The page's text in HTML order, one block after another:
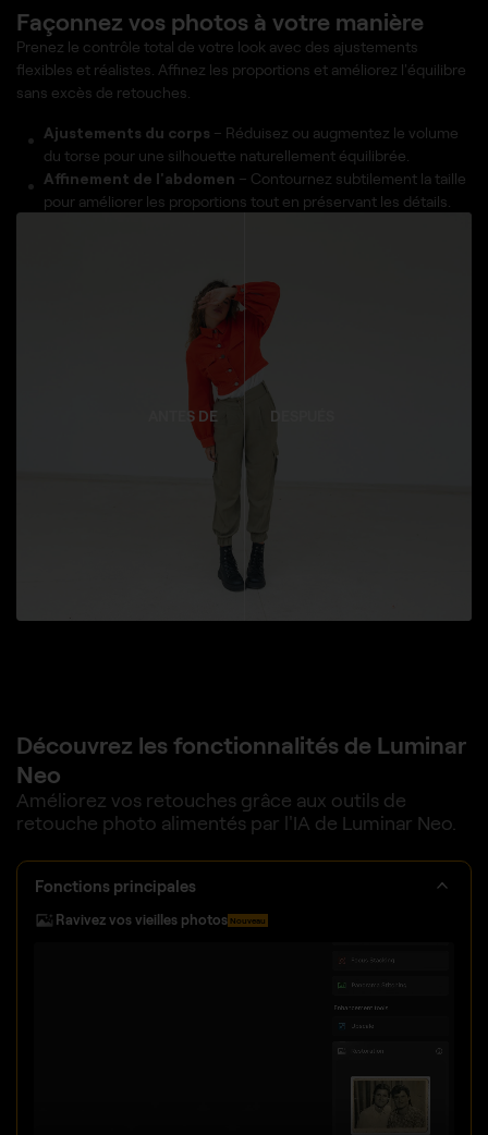
ANTES DE DESPUÉS
Façonnez vos photos à votre manière
Prenez le contrôle total de votre look avec des ajustements
flexibles et réalistes. Affinez les proportions et améliorez l'équilibre
sans excès de retouches.
Ajustements du corps – Réduisez ou augmentez le volume
du torse pour une silhouette naturellement équilibrée.
Affinement de l'abdomen – Contournez subtilement la taille
pour améliorer les proportions tout en préservant les détails.
Découvrez les fonctionnalités de Luminar
Neo
Améliorez vos retouches grâce aux outils de
retouche photo alimentés par l'IA de Luminar Neo.
Fonctions principales
Ravivez vos vieilles photos Nouveau